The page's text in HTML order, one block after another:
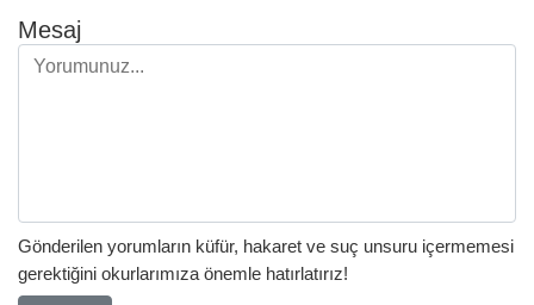
Mesaj
Gönderilen yorumların küfür, hakaret ve suç unsuru içermemesi
gerektiğini okurlarımıza önemle hatırlatırız!